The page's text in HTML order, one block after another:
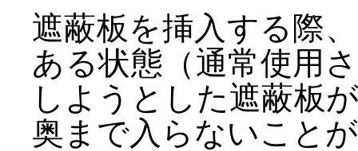
遮蔽板を挿入する際
ある状態（通常使用
しようとした遮蔽板
奥まで入らないこと